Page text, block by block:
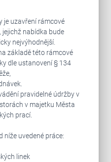
je uzavření rámcové
nabídka bude
nejvýhodnější.
základě této rámcové
dle ustanovení § 134
pravidelné údržby v
v majetku Města
prací.
níže uvedené práce:
linek